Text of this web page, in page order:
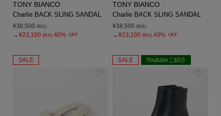
TONY BIANCO
Charlie BACK SLING SANDAL
¥38,500 (税込)
→¥23,100 (税込) 40% OFF
TONY BIANCO
Charlie BACK SLING SANDAL
¥38,500 (税込)
→¥23,100 (税込) 40% OFF
SALE SALE Youtubeご紹介